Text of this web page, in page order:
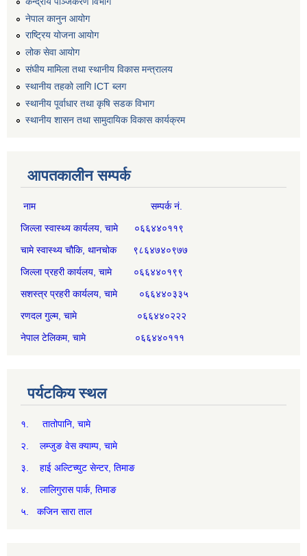
नेपाल कानुन आयोग
राष्ट्रिय योजना आयोग
लोक सेवा आयोग
संघीय मामिला तथा स्थानीय विकास मन्त्रालय
स्थानीय तहको लागि ICT ब्लग
स्थानीय पूर्वाधार तथा कृषि सडक विभाग
स्थानीय शासन तथा सामुदायिक विकास कार्यक्रम
आपतकालीन सम्पर्क
नाम सम्पर्क नं.
जिल्ला स्वास्थ्य कार्यलय, चामे ०६६४४०११९
चामे स्वास्थ्य चौकि, थानचोक ९८६४७४०९७७
जिल्ला प्रहरी कार्यलय, चामे ०६६४४०१९९
सशस्त्र प्रहरी कार्यलय, चामे ०६६४४०३३५
रणदल गुल्म, चामे ०६६४४०२२२
नेपाल टेलिकम, चामे ०६६४४०१११
पर्यटकिय स्थल
१. तातोपानि, चामे
२. लम्जुङ वेस क्याम्प, चामे
३. हाई अल्टिच्युट सेन्टर, तिमाङ
४. लालिगुरास पार्क, तिमाङ
५. कजिन सारा ताल